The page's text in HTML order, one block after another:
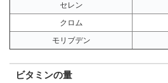
セレン
クロム
モリブデン
ビタミンの量